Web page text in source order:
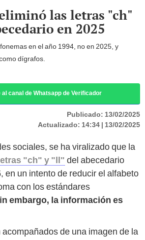
las letras "ch"
en 2025
en el año 1994, no en 2025, y
dígrafos.
al canal de Whatsapp de Verificador
Publicado: 13/02/2025
Actualizado: 14:34 | 13/02/2025
sociales, se ha viralizado que la
"ch" y "ll" del abecedario
en un intento de reducir el alfabeto
con los estándares
embargo, la información es
de una imagen de la